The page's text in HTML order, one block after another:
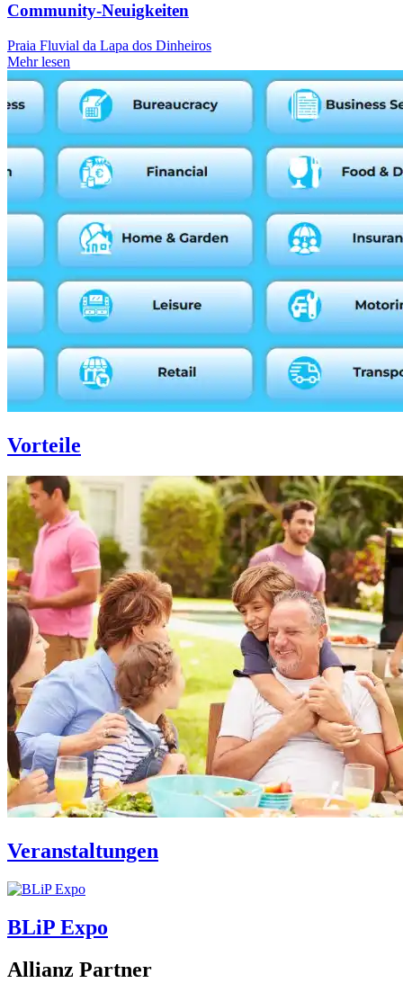
Community-Neuigkeiten
Praia Fluvial da Lapa dos Dinheiros
Mehr lesen
Vorteile
Veranstaltungen
BLiP Expo
Allianz Partner